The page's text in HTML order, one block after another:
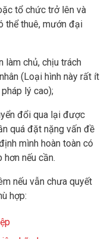
tổ chức trở lên và
thể thuê, mướn đại
làm chủ, chịu trách
(Loại hình này rất ít
lý cao);
đổi qua lại được
quá đặt nặng vấn đề
mình hoàn toàn có
nếu cần.
nếu vẫn chưa quyết
hợp: